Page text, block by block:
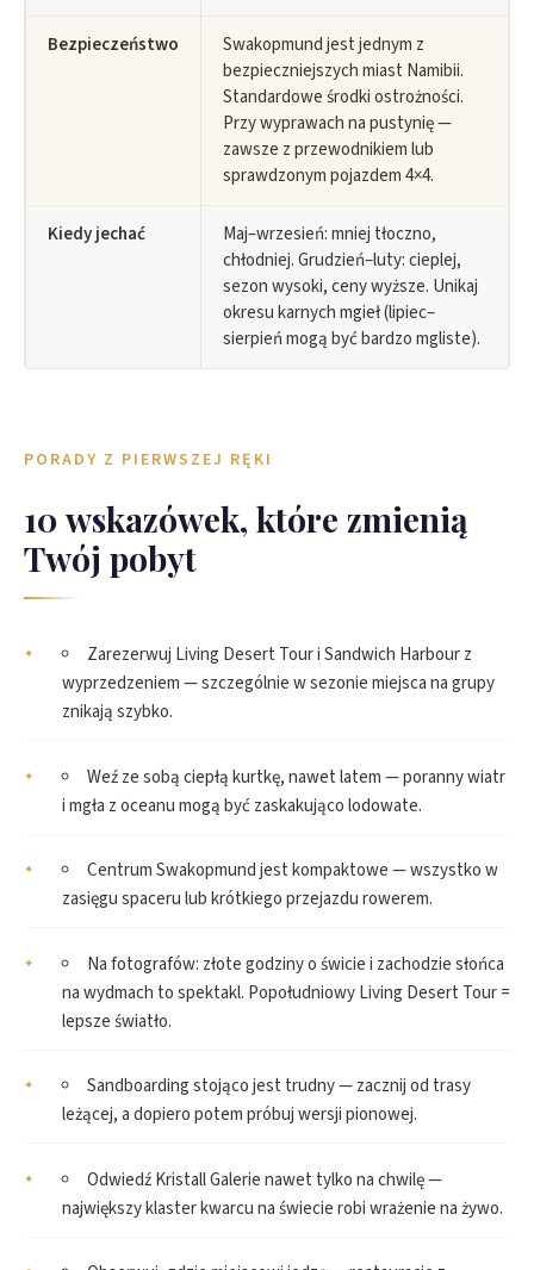
Bezpieczeństwo
Swakopmund jest jednym z
bezpieczniejszych miast Namibii.
Standardowe środki ostrożności.
Przy wyprawach na pustynię —
zawsze z przewodnikiem lub
sprawdzonym pojazdem 4×4.
Kiedy jechać
Maj–wrzesień: mniej tłoczno,
chłodniej. Grudzień–luty: cieplej,
sezon wysoki, ceny wyższe. Unikaj
okresu karnych mgieł (lipiec–
sierpień mogą być bardzo mgliste).
PORADY Z PIERWSZEJ RĘKI
10 wskazówek, które zmienią
Twój pobyt
Zarezerwuj Living Desert Tour i Sandwich Harbour z
wyprzedzeniem — szczególnie w sezonie miejsca na grupy
znikają szybko.
Weź ze sobą ciepłą kurtkę, nawet latem — poranny wiatr
i mgła z oceanu mogą być zaskakująco lodowate.
Centrum Swakopmund jest kompaktowe — wszystko w
zasięgu spaceru lub krótkiego przejazdu rowerem.
Na fotografów: złote godziny o świcie i zachodzie słońca
na wydmach to spektakl. Popołudniowy Living Desert Tour =
lepsze światło.
Sandboarding stojąco jest trudny — zacznij od trasy
leżącej, a dopiero potem próbuj wersji pionowej.
Odwiedź Kristall Galerie nawet tylko na chwilę —
największy klaster kwarcu na świecie robi wrażenie na żywo.